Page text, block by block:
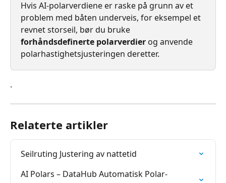
Hvis AI-polarverdiene er raske på grunn av et
problem med båten underveis, for eksempel et
revnet storseil, bør du bruke
forhåndsdefinerte polarverdier og anvende
polarhastighetsjusteringen deretter.
.
Relaterte artikler
Seilruting Justering av nattetid
AI Polars – DataHub Automatisk Polar-